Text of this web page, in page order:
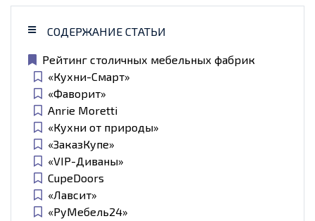
СОДЕРЖАНИЕ СТАТЬИ
Рейтинг столичных мебельных фабрик
«Кухни-Смарт»
«Фаворит»
Anrie Moretti
«Кухни от природы»
«ЗаказКупе»
«VIP-Диваны»
CupeDoors
«Лавсит»
«РуМебель24»